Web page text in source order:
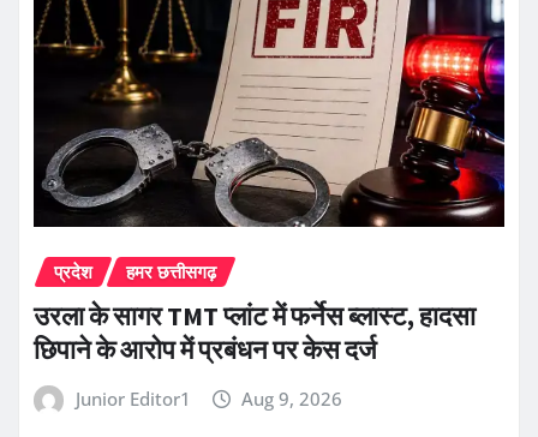
प्रदेश हमर छत्तीसगढ़
उरला के सागर TMT प्लांट में फर्नेस ब्लास्ट, हादसा
छिपाने के आरोप में प्रबंधन पर केस दर्ज
Junior Editor1 Aug 9, 2026